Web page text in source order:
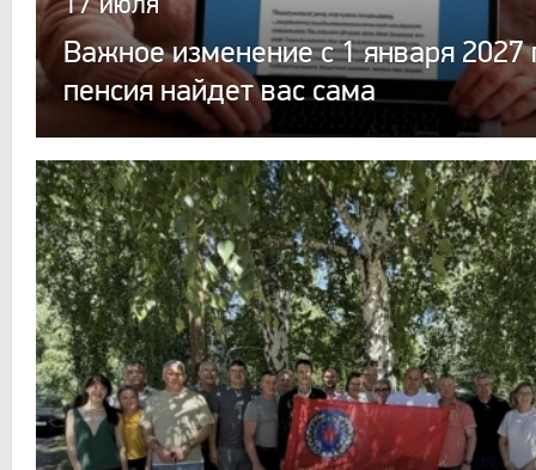
Важное изменение с 1 января 2027
пенсия найдет вас сама